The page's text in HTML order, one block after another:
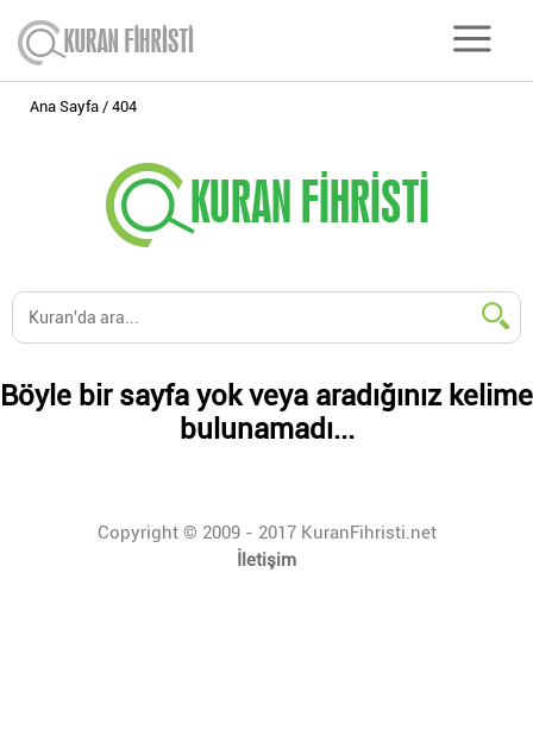
Ana Sayfa 404
Böyle bir sayfa yok veya aradığınız kelime
bulunamadı...
Copyright © 2009 - 2017 KuranFihristi.net
İletişim